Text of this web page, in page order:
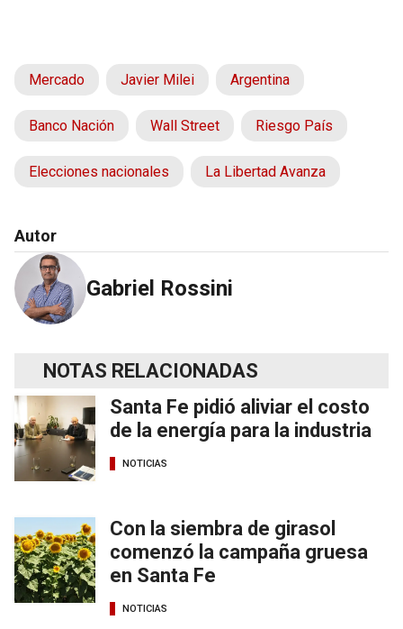
Mercado Javier Milei Argentina
Banco Nación Wall Street Riesgo País
Elecciones nacionales La Libertad Avanza
Autor
Gabriel Rossini
NOTAS RELACIONADAS
Santa Fe pidió aliviar el costo
de la energía para la industria
NOTICIAS
Con la siembra de girasol
comenzó la campaña gruesa
en Santa Fe
NOTICIAS